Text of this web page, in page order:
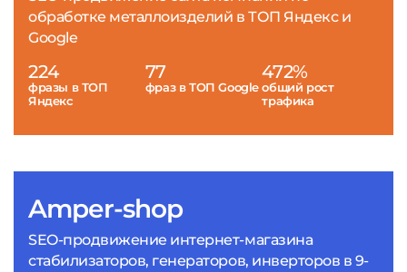
Amper-shop
SEO-продвижение интернет-магазина
стабилизаторов, генераторов, инверторов в 9-
обработке металлоизделий в ТОП Яндекс и
Google
224
фразы в ТОП
Яндекс
77
фраз в ТОП Google
472%
общий рост
трафика